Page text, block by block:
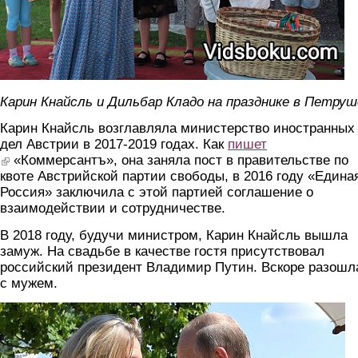
Карин Кнайсль и Дильбар Кладо на празднике в
Карин Кнайсль возглавляла министерство иностранных
дел Австрии в 2017-2019 годах. Как пишет
(link is external)
«Коммерсантъ», она заняла пост в правительстве по
квоте Австрийской партии свободы, в 2016 году
Россия» заключила с этой партией соглашение о
взаимодействии и сотрудничестве.
В 2018 году, будучи министром, Карин Кнайсль вышла
замуж. На свадьбе в качестве гостя присутствовал
российский президент Владимир Путин. Вскоре
с мужем.
svadba.jpg